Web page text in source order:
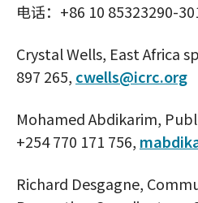
电话：+86 10 85323290-
Crystal Wells, East Africa
897 265, cwells@icrc.org
Mohamed Abdikarim,
+254 770 171 756,
Richard Desgagne,